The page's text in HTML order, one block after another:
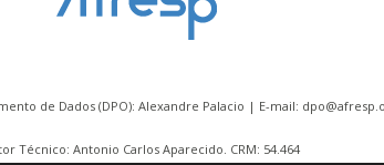
de Dados (DPO): Alexandre Palacio | E-mail:
Técnico: Antonio Carlos Aparecido. CRM: 54.464